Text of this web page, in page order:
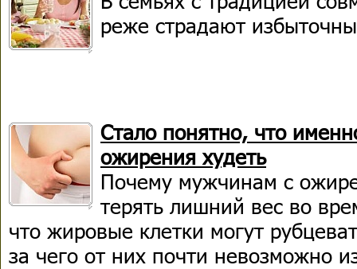
реже страдают
Стало понятно, что
ожирения худеть
Почему мужчинам с
терять лишний вес во
что жировые клетки могут
за чего от них почти невозможно